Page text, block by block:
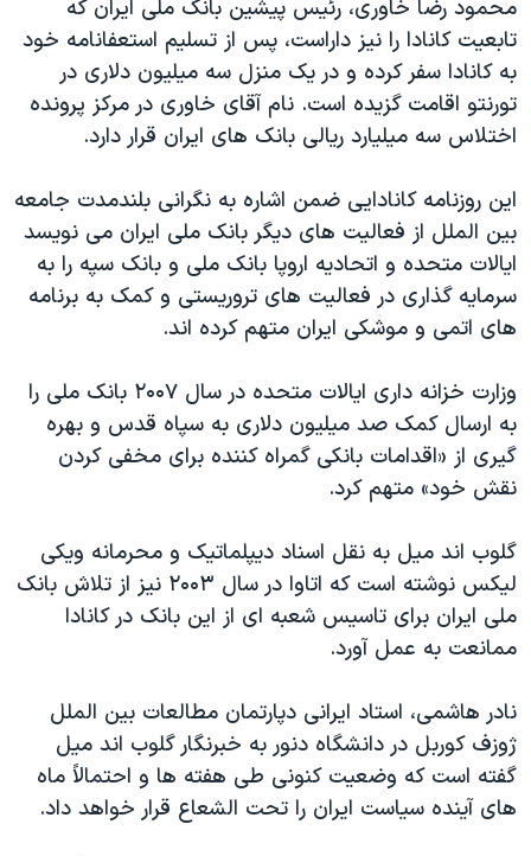
اعتراضات مردمی آبان ۹۸
اسرائیل در جنگ
نرگس محمدی برنده جایزه نوبل صلح
همایش محافظه‌کاران آمریکا «سی‌پک»
سفر پرزیدنت ترامپ به چین
محمود رضا خاوری، رئیس پیشین بانک ملی ایران که
تابعیت کانادا را نیز داراست، پس از تسلیم استعفانامه خود
به کانادا سفر کرده و در یک منزل سه میلیون دلاری در
تورنتو اقامت گزیده است. نام آقای خاوری در مرکز پرونده
اختلاس سه میلیارد ریالی بانک های ایران قرار دارد.
این روزنامه کانادایی ضمن اشاره به نگرانی بلندمدت جامعه
بین الملل از فعالیت های دیگر بانک ملی ایران می نویسد
ایالات متحده و اتحادیه اروپا بانک ملی و بانک سپه را به
سرمایه گذاری در فعالیت های تروریستی و کمک به برنامه
های اتمی و موشکی ایران متهم کرده اند.
وزارت خزانه داری ایالات متحده در سال ۲۰۰۷ بانک ملی را
به ارسال کمک صد میلیون دلاری به سپاه قدس و بهره
گیری از «اقدامات بانکی گمراه کننده برای مخفی کردن
نقش خود» متهم کرد.
گلوب اند میل به نقل اسناد دیپلماتیک و محرمانه ویکی
لیکس نوشته است که اتاوا در سال ۲۰۰۳ نیز از تلاش بانک
ملی ایران برای تاسیس شعبه ای از این بانک در کانادا
ممانعت به عمل آورد.
نادر هاشمی، استاد ایرانی دپارتمان مطالعات بین الملل
ژوزف کوربل در دانشگاه دنور به خبرنگار گلوب اند میل
گفته است که وضعیت کنونی طی هفته ها و احتمالاً ماه
های آینده سیاست ایران را تحت الشعاع قرار خواهد داد.